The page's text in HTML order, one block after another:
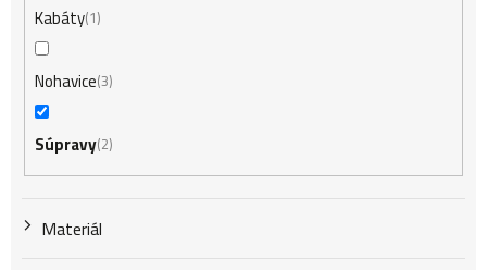
o
v
Kabáty 1
Nohavice 3
Súpravy 2
Materiál